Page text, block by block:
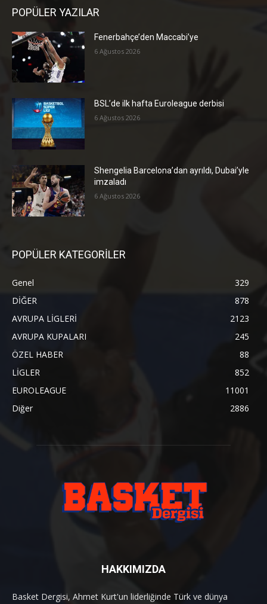
POPÜLER YAZILAR
Fenerbahçe’den Maccabi’ye
6 Ağustos 2026
BSL’de ilk hafta Euroleague derbisi
6 Ağustos 2026
Shengelia Barcelona’dan ayrıldı, Dubai’yle
imzaladı
6 Ağustos 2026
POPÜLER KATEGORİLER
Genel
329
DİĞER
878
AVRUPA LİGLERİ
2123
AVRUPA KUPALARI
245
ÖZEL HABER
88
LİGLER
852
EUROLEAGUE
11001
Diğer
2886
HAKKIMIZDA
Basket Dergisi, Ahmet Kurt'un liderliğinde Türk ve dünya